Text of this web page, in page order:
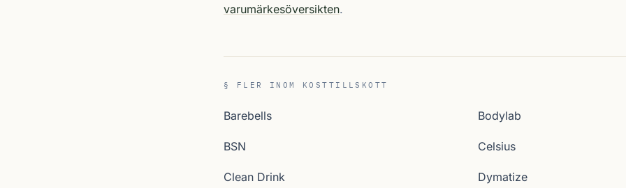
varumärkesöversikten.
§ FLER INOM KOSTTILLSKOTT
Barebells Bodylab
BSN Celsius
Clean Drink Dymatize